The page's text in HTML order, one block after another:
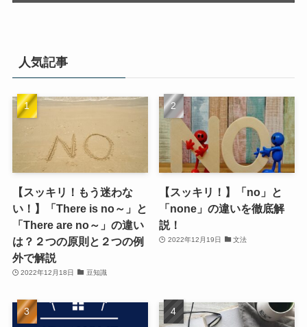
人気記事
【スッキリ！もう迷わな
い！】「There is no～」と
「There are no～」の違い
は？２つの原則と２つの例
外で解説
2022年12月18日 豆知識
【スッキリ！】「no」と
「none」の違いを徹底解
説！
2022年12月19日 文法